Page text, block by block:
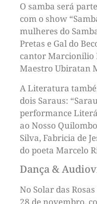
O samba será
com o show
mulheres do
Pretas e Gal do
cantor Marcionilio
Maestro Ubiratan
A Literatura
dois Saraus:
performance
ao Nosso
Silva, Fabricia de
do poeta Marcelo
Dança &
No Solar das